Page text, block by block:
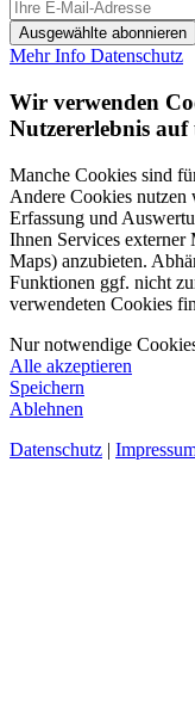
Ausgewählte abonnieren
Mehr Info Datenschutz
Wir verwenden
Nutzererlebnis auf
Manche Cookies sind
Andere Cookies
Erfassung und
Ihnen Services
Maps) anzubieten.
Funktionen ggf. nicht
verwendeten Cookies
Nur notwendige
Alle akzeptieren
Speichern
Ablehnen
Datenschutz |